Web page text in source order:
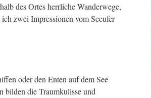
des Ortes herrliche Wanderwege,
zwei Impressionen vom Seeufer
oder den Enten auf dem See
bilden die Traumkulisse und